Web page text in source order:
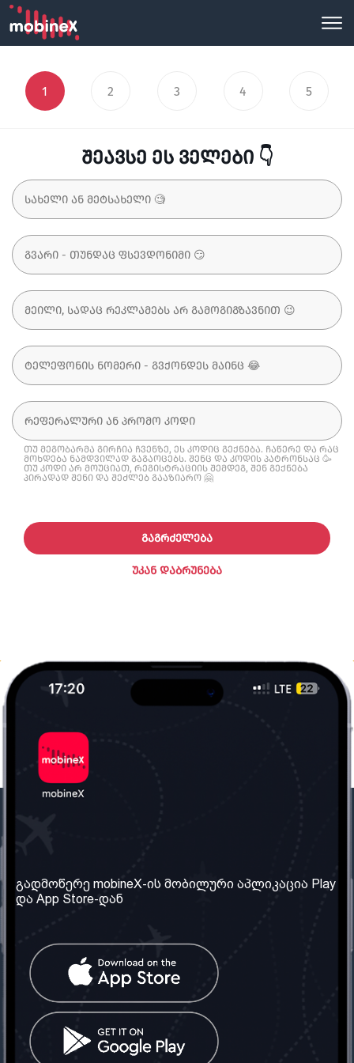
1 2 3 4 5
შეავსე ეს ველები 👇
თუ მეგობარმა გირჩია ჩვენზე, ეს კოდიც გექნება. ჩაწერე და რაც
მოხდება ნამდვილად გაგაოცებს. შენც და კოდის პატრონსაც 🥳
თუ კოდი არ მოუციათ, რეგისტრაციის შემდეგ, შენ გექნება
პირადად შენი და შეძლებ გააზიარო 🤗
ᲣᲙᲐᲜ ᲓᲐᲑᲠᲣᲜᲔᲑᲐ
ᲒᲐᲒᲠᲫᲔᲚᲔᲑᲐ
ჩვენ შესახებ
ჩვენი სერვისები
წესები და პირობები
კითხვები
კონტაქტი
საქართველო: თბილისი
ტელ: 032 2 04 00 50
სოციალური ქსელი
გადმოწერე mobineX-ის მობილური აპლიკაცია Play
და App Store-დან